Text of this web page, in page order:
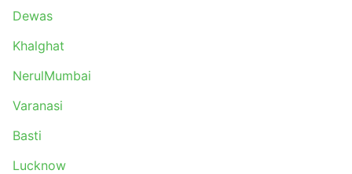
Dewas
Khalghat
NerulMumbai
Varanasi
Basti
Lucknow